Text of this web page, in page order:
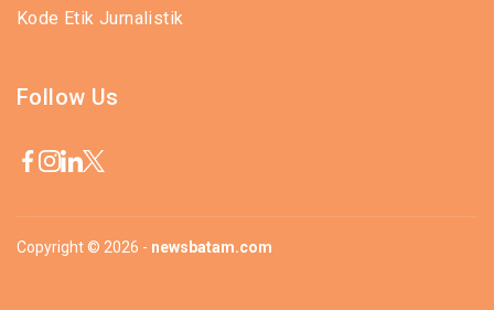
Kode Etik Jurnalistik
Follow Us
Copyright © 2026 - newsbatam.com